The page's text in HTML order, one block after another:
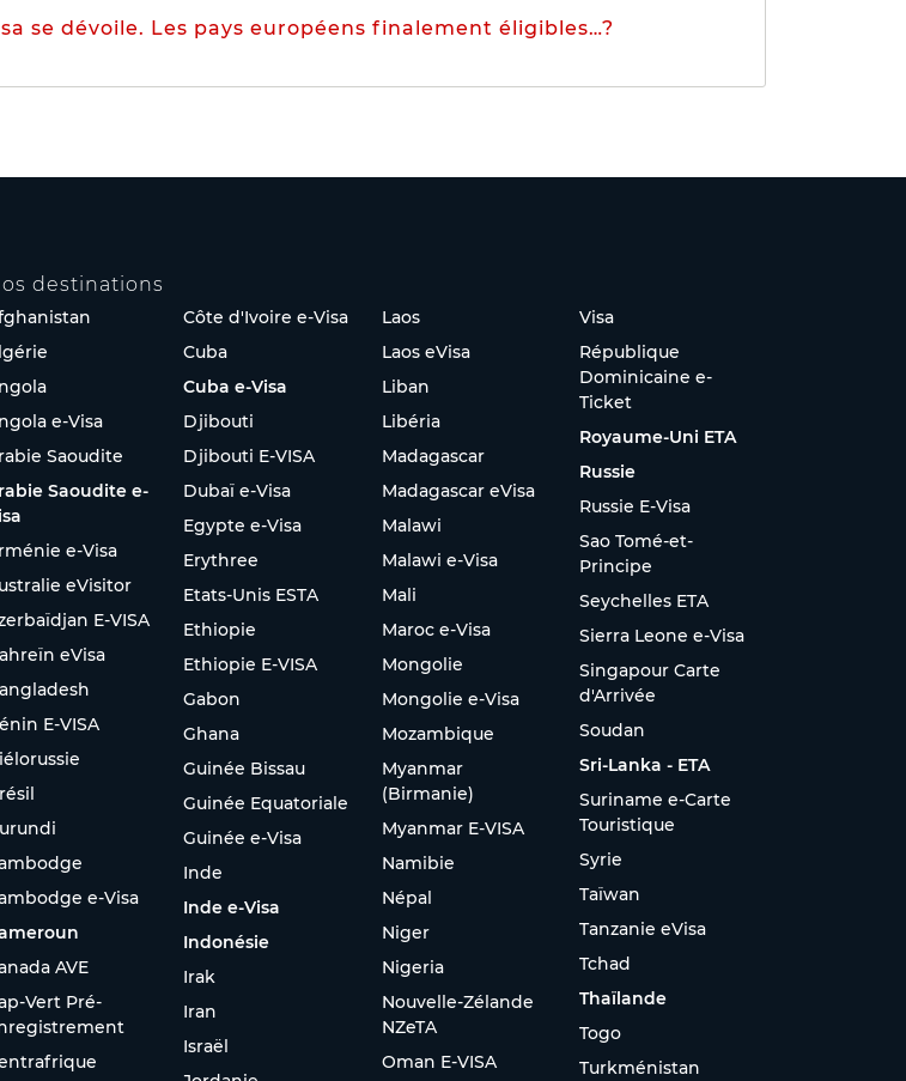
se dévoile. Les pays européens finalement éligibles…?
destinations
e-Visa
Saoudite
Saoudite e-
e-Visa
eVisitor
E-VISA
eVisa
E-VISA
e-Visa
AVE
Vert Pré-
Côte d'Ivoire e-Visa
Cuba
Cuba e-Visa
Djibouti
Djibouti E-VISA
Dubaï e-Visa
Egypte e-Visa
Erythree
Etats-Unis ESTA
Ethiopie
Ethiopie E-VISA
Gabon
Ghana
Guinée Bissau
Guinée Equatoriale
Guinée e-Visa
Inde
Inde e-Visa
Indonésie
Irak
Iran
Israël
Laos
Laos eVisa
Liban
Libéria
Madagascar
Madagascar eVisa
Malawi
Malawi e-Visa
Mali
Maroc e-Visa
Mongolie
Mongolie e-Visa
Mozambique
Myanmar
(Birmanie)
Myanmar E-VISA
Namibie
Népal
Niger
Nigeria
Nouvelle-Zélande
NZeTA
Oman E-VISA
Visa
République
Dominicaine e-
Ticket
Royaume-Uni ETA
Russie
Russie E-Visa
Sao Tomé-et-
Principe
Seychelles ETA
Sierra Leone e-Visa
Singapour Carte
d'Arrivée
Soudan
Sri-Lanka - ETA
Suriname e-Carte
Touristique
Syrie
Taïwan
Tanzanie eVisa
Tchad
Thaïlande
Togo
Turkménistan